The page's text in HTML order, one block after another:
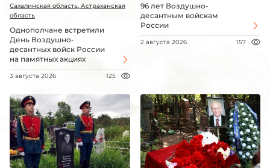
Сахалинская область, Астраханская
область
Однополчане встретили
День Воздушно-
десантных войск России
на памятных акциях
3 августа 2026 125
96 лет Воздушно-
десантным войскам
России
2 августа 2026 157